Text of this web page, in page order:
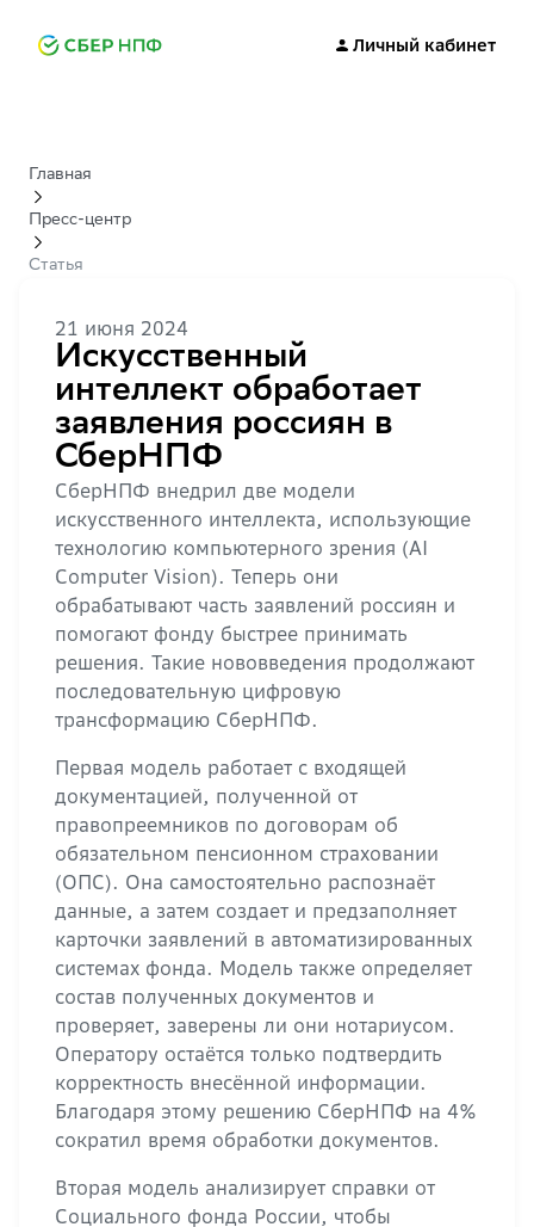
Личный кабинет
Главная
Пресс-центр
Статья
21 июня 2024
Искусственный
интеллект обработает
заявления россиян в
СберНПФ
СберНПФ внедрил две модели
искусственного интеллекта, использующие
технологию компьютерного зрения (AI
Computer Vision). Теперь они
обрабатывают часть заявлений россиян и
помогают фонду быстрее принимать
решения. Такие нововведения продолжают
последовательную цифровую
трансформацию СберНПФ.
Первая модель работает с входящей
документацией, полученной от
правопреемников по договорам об
обязательном пенсионном страховании
(ОПС). Она самостоятельно распознаёт
данные, а затем создает и предзаполняет
карточки заявлений в автоматизированных
системах фонда. Модель также определяет
состав полученных документов и
проверяет, заверены ли они нотариусом.
Оператору остаётся только подтвердить
корректность внесённой информации.
Благодаря этому решению СберНПФ на 4%
сократил время обработки документов.
Вторая модель анализирует справки от
Социального фонда России, чтобы